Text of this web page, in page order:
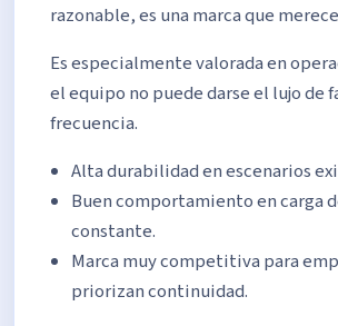
razonable, es una marca que
Es especialmente valorada en
el equipo no puede darse el lujo de
frecuencia.
Alta durabilidad en escenarios
Buen comportamiento en carga
constante.
Marca muy competitiva para
priorizan continuidad.